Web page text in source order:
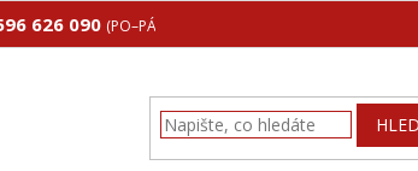
626 090 (PO–PÁ 8:00–17:00)